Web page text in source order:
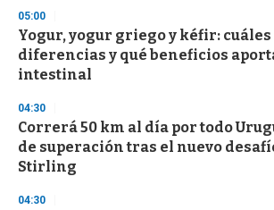
3
s
e
c
o
d
s
05:00
Yogur, yogur griego y kéfir: cuáles
diferencias y qué beneficios
intestinal
04:30
Correrá 50 km al día por todo
de superación tras el nuevo
Stirling
04:30